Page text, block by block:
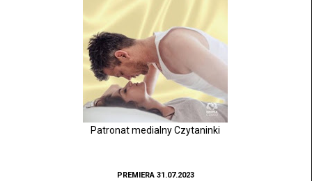
Patronat medialny Czytaninki
PREMIERA 31.07.2023